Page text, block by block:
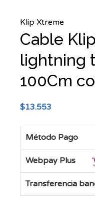
Klip Xtreme
Cable
lightning
100Cm
$13.553
Método Pago
Webpay Plus
Transferencia